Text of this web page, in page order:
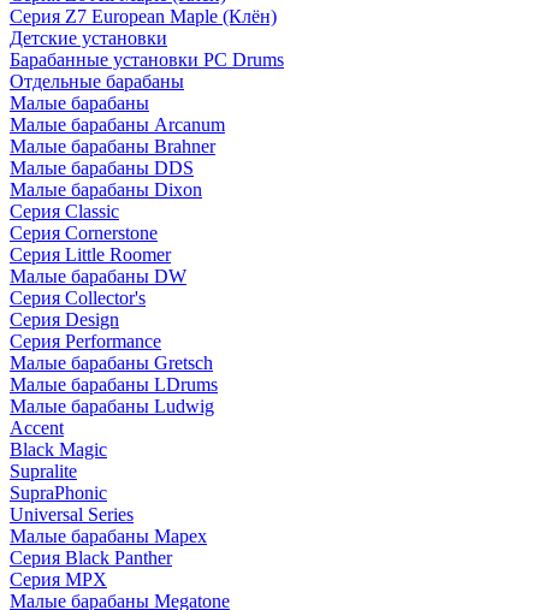
Серия Z7 European Maple (Клён)
Детские установки
Барабанные установки PC Drums
Отдельные барабаны
Малые барабаны
Малые барабаны Arcanum
Малые барабаны Brahner
Малые барабаны DDS
Малые барабаны Dixon
Серия Classic
Серия Cornerstone
Серия Little Roomer
Малые барабаны DW
Серия Collector's
Серия Design
Серия Performance
Малые барабаны Gretsch
Малые барабаны LDrums
Малые барабаны Ludwig
Accent
Black Magic
Supralite
SupraPhonic
Universal Series
Малые барабаны Mapex
Серия Black Panther
Серия MPX
Малые барабаны Megatone